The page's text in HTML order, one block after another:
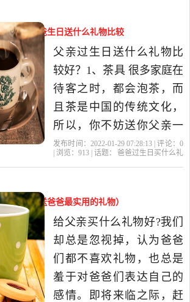
双运动鞋。实用是父亲最
喜欢的礼物，父亲为了子
女操劳了一辈子，什么好
东...爸爸过
物好（爸爸生日送什么礼物比较
父亲过生日送什么礼物比
较好？1、茶具 很多家庭在
待客之时，都会泡茶，而
且茶是中国的传统文化，
所以，你不妨送你父亲一
套茶具，这是一个很实用
用这套茶具泡个茶来招待
客人。 2、世界名著 书中
自有黄金屋，书中自有颜
如玉，是知
发布时间：2022-01-29 07:28:13 | 评论： 0
| 浏览： 913 | 话题：
爸爸过生日买什么礼
实用（送爸爸最实用的礼物）
给父亲买什么礼物好?我们
却总是忽视掉，认为爸爸
们都不喜欢礼物，也总是
羞于对爸爸们表达自己的
感情。即将来临之际，赶